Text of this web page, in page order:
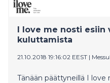
I love me nosti esiin
kuluttamista
21.10.2018 19:16:02 EEST |
Tänään päättyneillä I love